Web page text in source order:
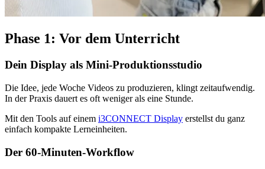
Phase 1: Vor dem Unterricht
Dein Display als Mini-Produktionsstudio
Die Idee, jede Woche Videos zu produzieren, klingt zeitaufwendig.
In der Praxis dauert es oft weniger als eine Stunde.
Mit den Tools auf einem i3CONNECT Display erstellst du ganz
einfach kompakte Lerneinheiten.
Der 60-Minuten-Workflow